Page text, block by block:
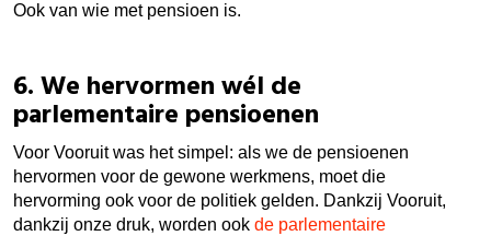
Ook van wie met pensioen is.
6. We hervormen wél de
parlementaire pensioenen
Voor Vooruit was het simpel: als we de pensioenen
hervormen voor de gewone werkmens, moet die
hervorming ook voor de politiek gelden. Dankzij Vooruit,
dankzij onze druk, worden ook de parlementaire